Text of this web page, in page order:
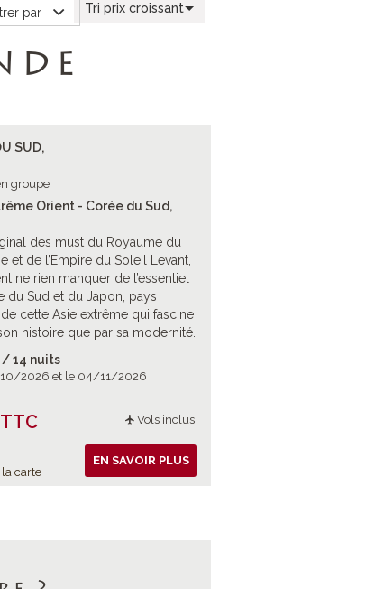
Tri prix croissant
par
SUD,
groupe
Orient - Corée du Sud,
des must du Royaume du
et de l’Empire du Soleil Levant,
ne rien manquer de l’essentiel
du Sud et du Japon, pays
cette Asie extrême qui fascine
histoire que par sa modernité.
/ 14 nuits
2026 et le 04/11/2026
Vols inclus
carte
EN SAVOIR PLUS